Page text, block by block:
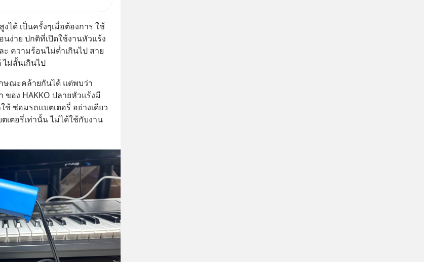
รงงานผลิตชิป หน่วย
ด้ เป็นครั้งๆเมื่อต้องการ ใช้
ง่าย ปกติที่เปิดใช้งานหัวแร้ง
ความร้อนไม่ต่ำเกินไป สาย
ม่สั้นเกินไป
ษณะคล้ายกันได้ แต่พบว่า
อง HAKKO ปลายหัวแร้งมี
ซ่อมรถแบตเตอรี่ อย่างเดียว
เตอรี่เท่านั้น ไม่ได้ใช้กับงาน